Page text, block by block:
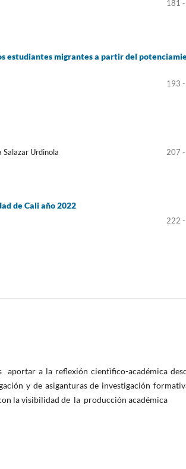
181
estudiantes migrantes a partir del
193
Salazar Urdinola 207
de Cali año 2022
222
aportar a la reflexión cientìfico-académica
y de asiganturas de investigación
la visibilidad de la producción académica